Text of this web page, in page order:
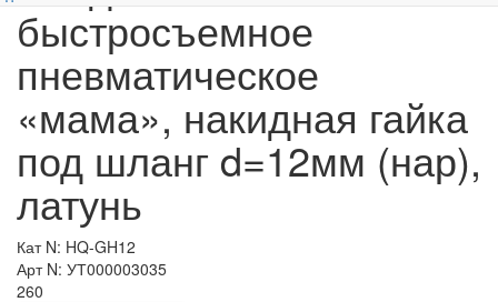
быстросъемное
пневматическое
«мама», накидная гайка
под шланг d=12мм (нар),
латунь
Кат N: HQ-GH12
Арт N: УТ000003035
260